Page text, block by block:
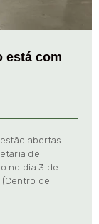
está com
abertas
de
no dia 3 de
de